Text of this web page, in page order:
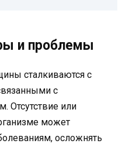
и проблемы
сталкиваются с
с
Отсутствие или
может
осложнять